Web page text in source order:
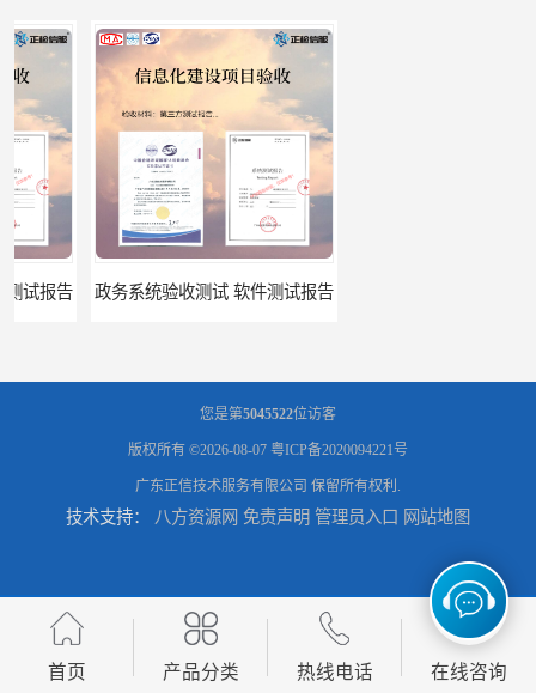
政务系统验收测试 软件测试报告
软件确认测试 确认测试报告 信息系统验收测评 系统测试报告
您是第5045522位访客
版权所有 ©2026-08-07 粤ICP备2020094221号
广东正信技术服务有限公司 保留所有权利.
技术支持： 八方资源网 免责声明 管理员入口 网站地图
首页 产品分类 热线电话 在线咨询